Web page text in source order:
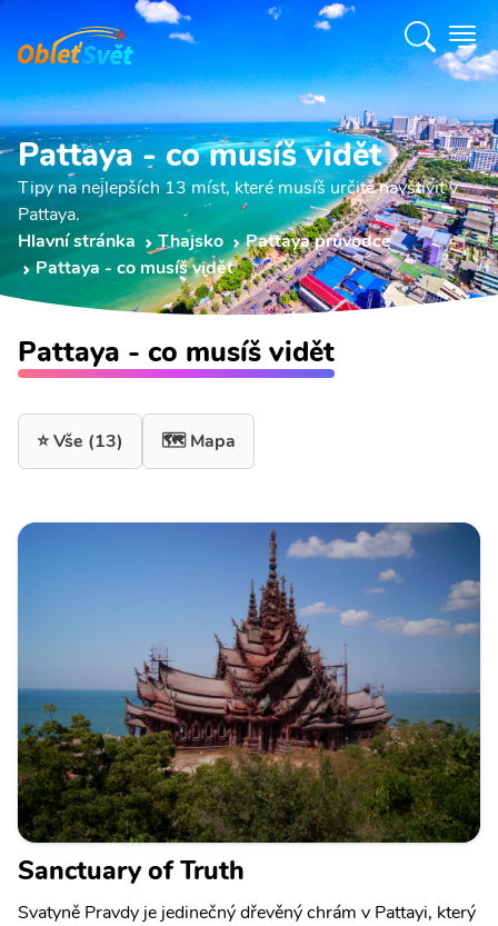
Pattaya - co musíš vidět
Tipy na nejlepších 13 míst, které musíš určitě navštívit v
Pattaya.
Hlavní stránka
Thajsko
Pattaya průvodce
Pattaya - co musíš vidět
Pattaya - co musíš vidět
⭐ Vše (13) 🗺️ Mapa
Sanctuary of Truth
Svatyně Pravdy je jedinečný dřevěný chrám v Pattayi, který